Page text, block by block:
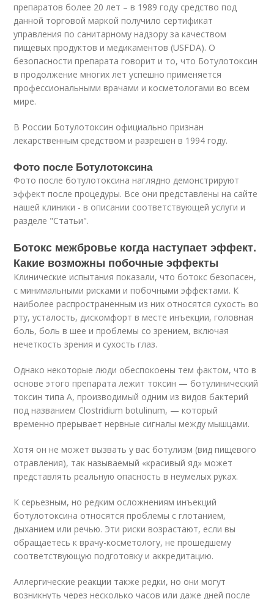
препаратов более 20 лет – в 1989 году средство под
данной торговой маркой получило сертификат
управления по санитарному надзору за качеством
пищевых продуктов и медикаментов (USFDA). О
безопасности препарата говорит и то, что Ботулотоксин
в продолжение многих лет успешно применяется
профессиональными врачами и косметологами во всем
мире.
В России Ботулотоксин официально признан
лекарственным средством и разрешен в 1994 году.
Фото после Ботулотоксина
Фото после ботулотоксина наглядно демонстрируют
эффект после процедуры. Все они представлены на сайте
нашей клиники - в описании соответствующей услуги и
разделе "Статьи".
Ботокс межбровье когда наступает эффект.
Какие возможны побочные эффекты
Клинические испытания показали, что ботокс безопасен,
с минимальными рисками и побочными эффектами. К
наиболее распространенным из них относятся сухость во
рту, усталость, дискомфорт в месте инъекции, головная
боль, боль в шее и проблемы со зрением, включая
нечеткость зрения и сухость глаз.
Однако некоторые люди обеспокоены тем фактом, что в
основе этого препарата лежит токсин — ботулинический
токсин типа А, производимый одним из видов бактерий
под названием Clostridium botulinum, — который
временно прерывает нервные сигналы между мышцами.
Хотя он не может вызвать у вас ботулизм (вид пищевого
отравления), так называемый «красивый яд» может
представлять реальную опасность в неумелых руках.
К серьезным, но редким осложнениям инъекций
ботулотоксина относятся проблемы с глотанием,
дыханием или речью. Эти риски возрастают, если вы
обращаетесь к врачу-косметологу, не прошедшему
соответствующую подготовку и аккредитацию.
Аллергические реакции также редки, но они могут
возникнуть через несколько часов или даже дней после